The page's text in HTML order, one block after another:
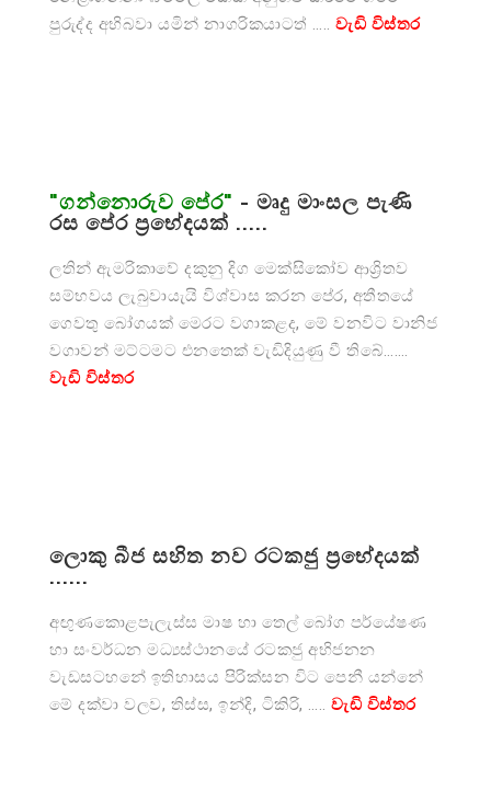
පුරුද්ද අභිබවා යමින් නාගරිකයාටත් ….. වැඩි විස්තර
"ගන්නොරුව පේර" - මෘදු මාංසල පැණි
රස පේර ප්‍රභේදයක් .....
ලතින් ඇමරිකාවේ දකුනු දිග මෙක්සිකෝව ආශ්‍රිතව
සම්භවය ලැබුවායැයි විශ්වාස කරන පේර, අතීතයේ
ගෙවතු බෝගයක් මෙරට වගාකළද, මේ වනවිට වානිජ
වගාවන් මට්ටමට එනතෙක් වැඩිදියුණු වී තිබේ…….
වැඩි විස්තර
ලොකු බීජ සහිත නව රටකජු ප්‍රභේදයක්
......
අඟුණකොළපැලැස්ස මාෂ හා තෙල් බෝග පර්යේෂණ
හා සංවර්ධන මධ්‍යස්ථානයේ රටකජු අභිජනන
වැඩසටහනේ ඉතිහාසය පිරික්සන විට පෙනී යන්නේ
මේ දක්වා වලව, තිස්ස, ඉන්දි, ටිකිරි, ….. වැඩි විස්තර